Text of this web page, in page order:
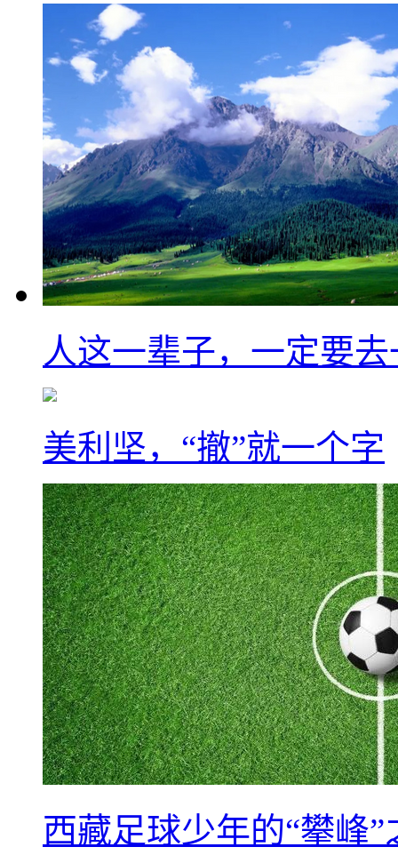
人这一辈子，一定要
美利坚，“撤”就一个字
西藏足球少年的“攀峰